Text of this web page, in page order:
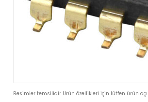
Resimler temsilidir Ürün özellikleri için lütfen ürün